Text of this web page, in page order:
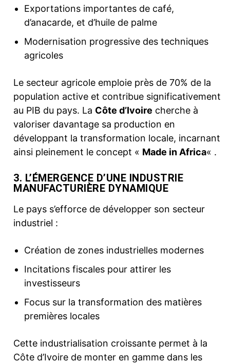
Exportations importantes de café,
d’anacarde, et d’huile de palme
Modernisation progressive des techniques
agricoles
Le secteur agricole emploie près de 70% de la
population active et contribue significativement
au PIB du pays. La Côte d’Ivoire cherche à
valoriser davantage sa production en
développant la transformation locale, incarnant
ainsi pleinement le concept « Made in Africa« .
3. L’ÉMERGENCE D’UNE INDUSTRIE
MANUFACTURIÈRE DYNAMIQUE
Le pays s’efforce de développer son secteur
industriel :
Création de zones industrielles modernes
Incitations fiscales pour attirer les
investisseurs
Focus sur la transformation des matières
premières locales
Cette industrialisation croissante permet à la
Côte d’Ivoire de monter en gamme dans les